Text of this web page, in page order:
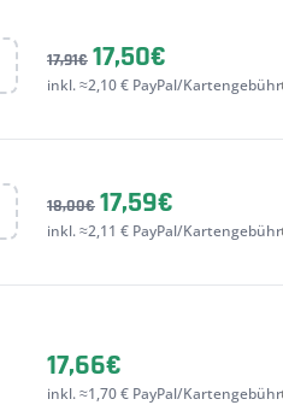
17,91€ 17,50€
inkl. ≈2,10 € PayPal/Kartengebühr
18,00€ 17,59€
inkl. ≈2,11 € PayPal/Kartengebühr
17,66€
inkl. ≈1,70 € PayPal/Kartengebühr